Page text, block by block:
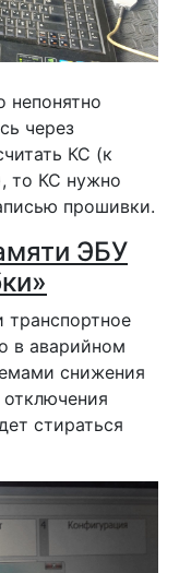
непонятно
через
КС (к
то КС нужно
прошивки.
ЭБУ
транспортное
в аварийном
снижения
стираться